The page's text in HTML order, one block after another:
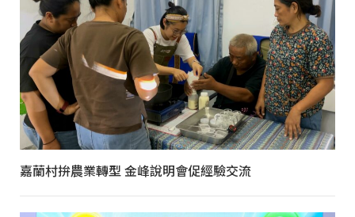
嘉蘭村拚農業轉型 金峰說明會促經驗交流